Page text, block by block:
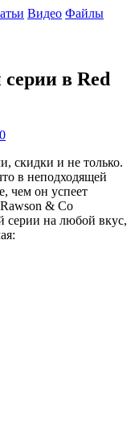
Видео Файлы
в Red
0
скидки и не только.
в неподходящей
чем он успеет
& Co
серии на любой вкус,